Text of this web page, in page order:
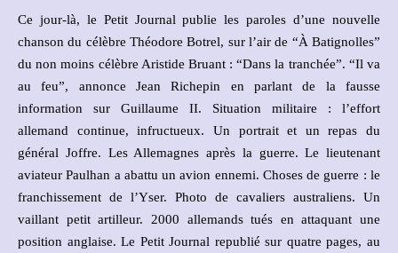
Ce jour-là, le Petit Journal publie les paroles d’une nouvelle
chanson du célèbre Théodore Botrel, sur l’air de “À Batignolles”
du non moins célèbre Aristide Bruant : “Dans la tranchée”. “Il va
au feu”, annonce Jean Richepin en parlant de la fausse
information sur Guillaume II. Situation militaire : l’effort
allemand continue, infructueux. Un portrait et un repas du
général Joffre. Les Allemagnes après la guerre. Le lieutenant
aviateur Paulhan a abattu un avion ennemi. Choses de guerre : le
franchissement de l’Yser. Photo de cavaliers australiens. Un
vaillant petit artilleur. 2000 allemands tués en attaquant une
position anglaise. Le Petit Journal republié sur quatre pages, au